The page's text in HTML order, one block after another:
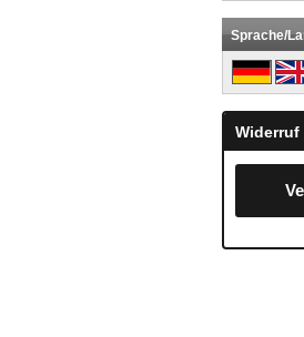
Sprache/
Widerruf